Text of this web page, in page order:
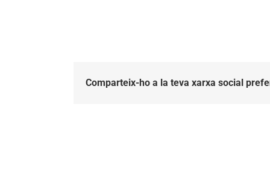
Comparteix-ho a la teva xarxa social